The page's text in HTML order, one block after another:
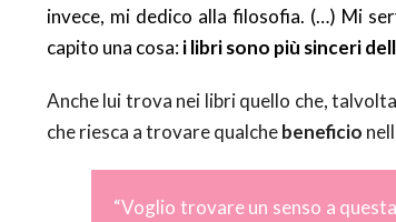
invece, mi dedico alla filosofia. (…) Mi
capito una cosa:i libri sono più sinceri
Anche lui trova nei libri quello che,
che riesca a trovare qualchebeneficio
“Voglio trovare un senso a